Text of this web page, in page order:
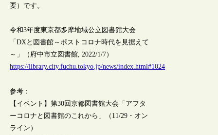
要）です。
令和3年度東京都多摩地域公立図書館大会
「DXと図書館～ポストコロナ時代を見据えて
～」（府中市立図書館, 2022/1/7）
https://library.city.fuchu.tokyo.jp/news/index.html#1024
参考：
【イベント】第30回京都図書館大会「アフタ
ーコロナと図書館のこれから」（11/29・オン
ライン）